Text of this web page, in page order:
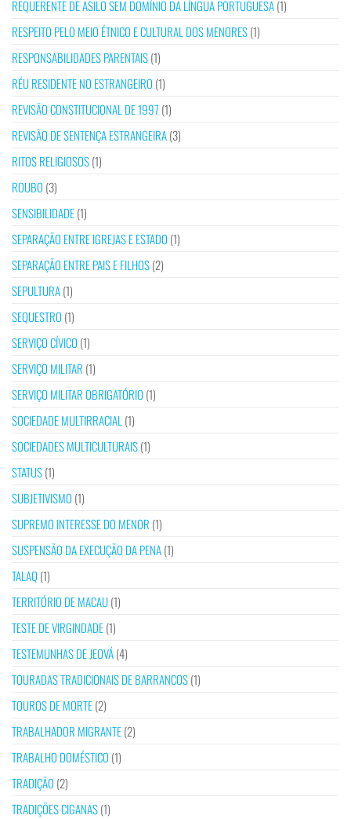
REQUERENTE DE ASILO SEM DOMÍNIO DA LÍNGUA PORTUGUESA(1)
RESPEITO PELO MEIO ÉTNICO E CULTURAL DOS MENORES(1)
RESPONSABILIDADES PARENTAIS(1)
RÉU RESIDENTE NO ESTRANGEIRO (1)
REVISÃO CONSTITUCIONAL DE 1997 (1)
REVISÃO DE SENTENÇA ESTRANGEIRA(3)
RITOS RELIGIOSOS(1)
ROUBO (3)
SENSIBILIDADE(1)
SEPARAÇÃO ENTRE IGREJAS E ESTADO (1)
SEPARAÇÃO ENTRE PAIS E FILHOS(2)
SEPULTURA(1)
SEQUESTRO (1)
SERVIÇO CÍVICO (1)
SERVIÇO MILITAR (1)
SERVIÇO MILITAR OBRIGATÓRIO (1)
SOCIEDADE MULTIRRACIAL (1)
SOCIEDADES MULTICULTURAIS(1)
STATUS(1)
SUBJETIVISMO (1)
SUPREMO INTERESSE DO MENOR (1)
SUSPENSÃO DA EXECUÇÃO DA PENA(1)
TALAQ(1)
TERRITÓRIO DE MACAU(1)
TESTE DE VIRGINDADE(1)
TESTEMUNHAS DE JEOVÁ(4)
TOURADAS TRADICIONAIS DE BARRANCOS(1)
TOUROS DE MORTE(2)
TRABALHADOR MIGRANTE(2)
TRABALHO DOMÉSTICO (1)
TRADIÇÃO (2)
TRADIÇÕES CIGANAS(1)